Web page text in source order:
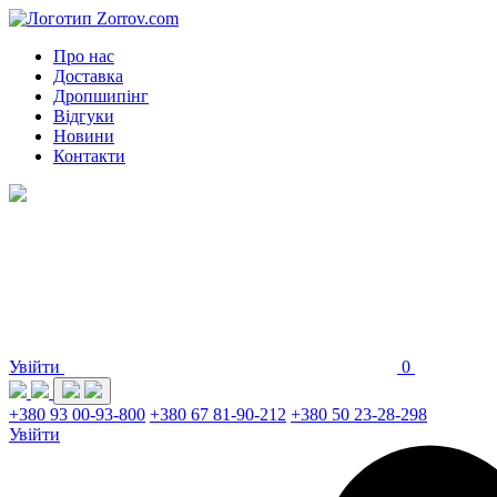
Про нас
Доставка
Дропшипінг
Відгуки
Новини
Контакти
Увійти 0
+380 93 00-93-800 +380 67 81-90-212 +380 50 23-28-298
Увійти